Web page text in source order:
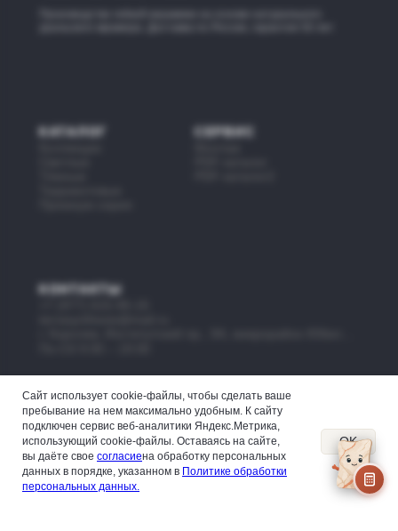
© 2014–2026 Terra Synthesis · ООО «Терра Синтез»
КОНТАКТЫ
СЕРВИС
Политика конфиденциальностиДоговор оферты
Согласие на обработку данныхУсловия оплыт
КАТАЛОГ
Сайт использует cookie-файлы, чтобы сделать ваше
пребывание на нем максимально удобным. К сайту
подключен сервис веб-аналитики Яндекс.Метрика,
использующий cookie-файлы. Оставаясь на сайте,
вы даёте свое согласиена обработку персональных
данных в порядке, указанном в Политике обработки
персональных данных.
OK